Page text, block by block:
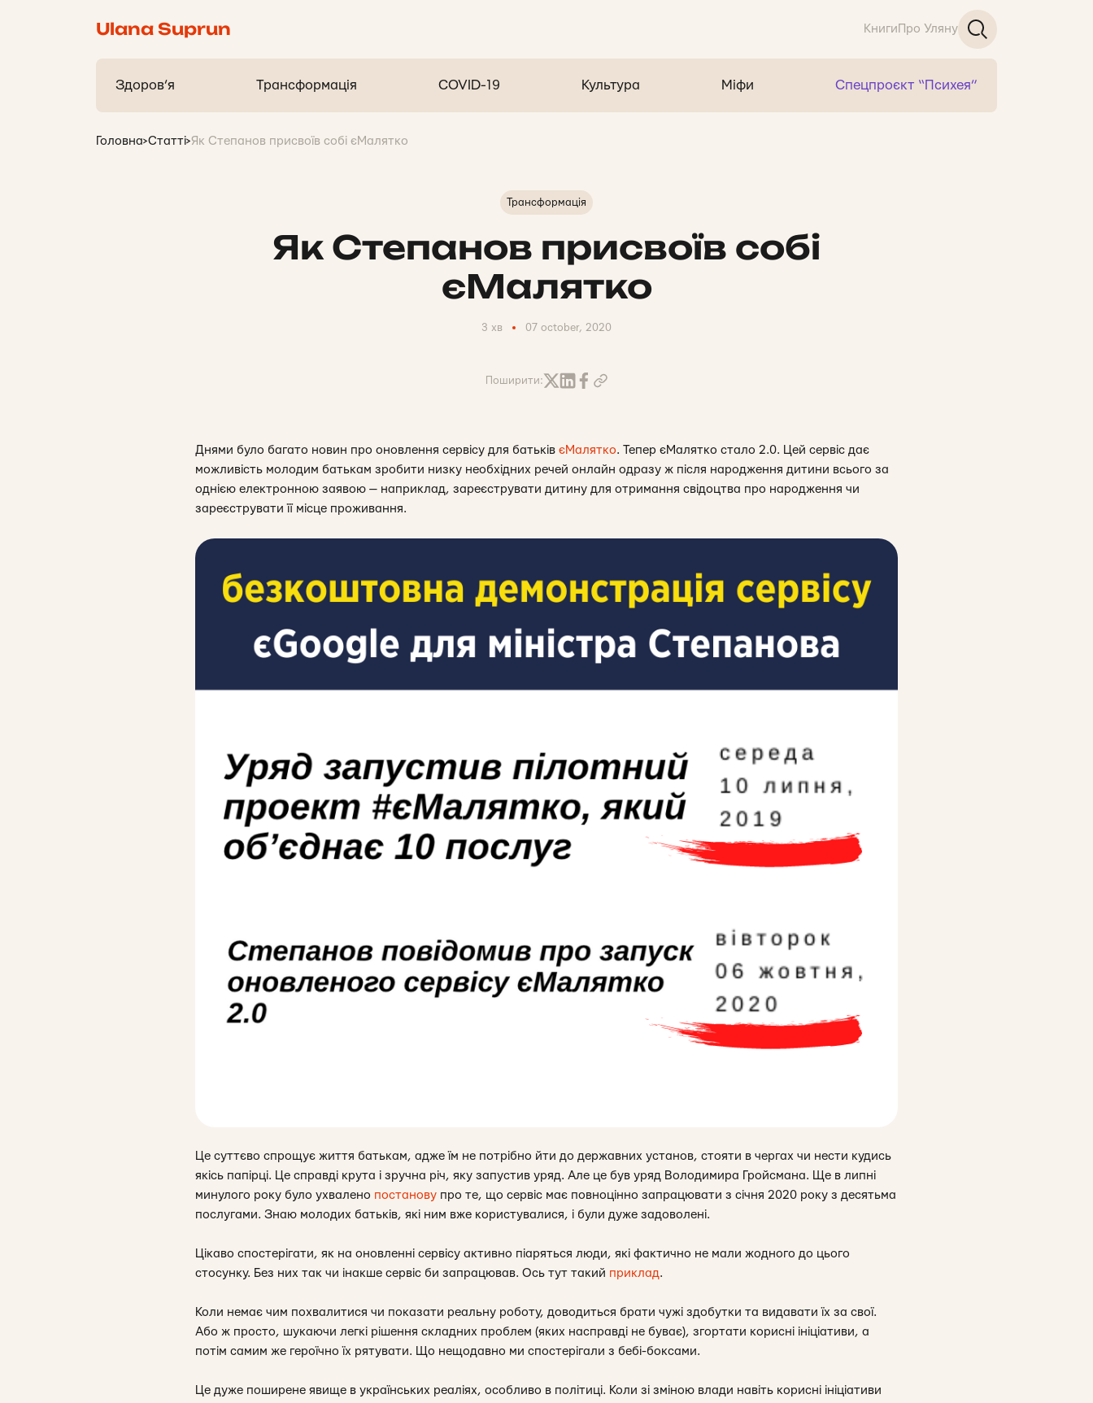
Ulana Suprun Книги Про Уляну
Здоров’я Трансформація COVID-19 Культура Міфи Спецпроєкт “Психея”
Головна>Статті>Як Степанов присвоїв собі єМалятко
Трансформація
Як Степанов присвоїв собі
єМалятко
3 хв 07 october, 2020
Поширити:
Днями було багато новин про оновлення сервісу для батьків єМалятко. Тепер єМалятко стало 2.0. Цей сервіс дає
можливість молодим батькам зробити низку необхідних речей онлайн одразу ж після народження дитини всього за
однією електронною заявою — наприклад, зареєструвати дитину для отримання свідоцтва про народження чи
зареєструвати її місце проживання.
Це суттєво спрощує життя батькам, адже їм не потрібно йти до державних установ, стояти в чергах чи нести кудись
якісь папірці. Це справді крута і зручна річ, яку запустив уряд. Але це був уряд Володимира Гройсмана. Ще в липні
минулого року було ухвалено постанову про те, що сервіс має повноцінно запрацювати з січня 2020 року з десятьма
послугами. Знаю молодих батьків, які ним вже користувалися, і були дуже задоволені.
Цікаво спостерігати, як на оновленні сервісу активно піаряться люди, які фактично не мали жодного до цього
стосунку. Без них так чи інакше сервіс би запрацював. Ось тут такий приклад.
Коли немає чим похвалитися чи показати реальну роботу, доводиться брати чужі здобутки та видавати їх за свої.
Або ж просто, шукаючи легкі рішення складних проблем (яких насправді не буває), згортати корисні ініціативи, а
потім самим же героїчно їх рятувати. Що нещодавно ми спостерігали з бебі-боксами.
Це дуже поширене явище в українських реаліях, особливо в політиці. Коли зі зміною влади навіть корисні ініціативи